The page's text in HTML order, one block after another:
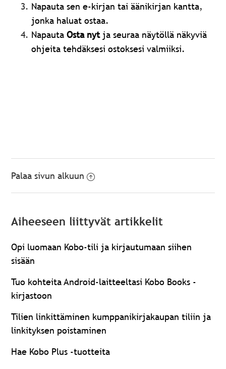
Napauta sen e-kirjan tai äänikirjan kantta,
jonka haluat ostaa.
NapautaOsta nytja seuraa näytöllä näkyviä
ohjeita tehdäksesi ostoksesi valmiiksi.
Palaa sivun alkuun
Aiheeseen liittyvät artikkelit
Opi luomaan Kobo-tili ja kirjautumaan siihen
sisään
Tuo kohteita Android-laitteeltasi Kobo Books -
kirjastoon
Tilien linkittäminen kumppanikirjakaupan tiliin ja
linkityksen poistaminen
Hae Kobo Plus -tuotteita